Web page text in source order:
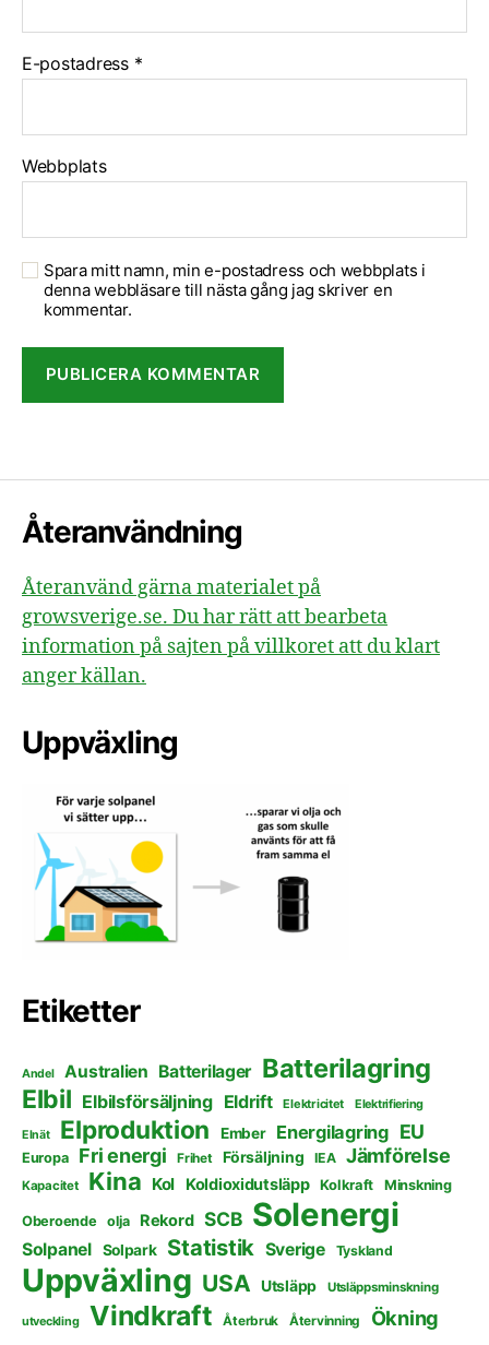
E-postadress *
Webbplats
Spara mitt namn, min e-postadress och webbplats i
denna webbläsare till nästa gång jag skriver en
kommentar.
Återanvändning
Återanvänd gärna materialet på
growsverige.se. Du har rätt att bearbeta
information på sajten på villkoret att du klart
anger källan.
Uppväxling
Etiketter
Andel Australien Batterilager Batterilagring
Elbil Elbilsförsäljning Eldrift Elektricitet Elektrifiering
Elnät Elproduktion Ember Energilagring EU
Europa Fri energi Frihet Försäljning IEA Jämförelse
Kapacitet Kina Kol Koldioxidutsläpp Kolkraft Minskning
Oberoende olja Rekord SCB Solenergi
Solpanel Solpark Statistik Sverige Tyskland
Uppväxling USA Utsläpp Utsläppsminskning
utveckling Vindkraft Återbruk Återvinning Ökning